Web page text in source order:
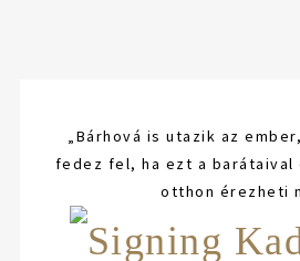
„Bárhová is utazik az
fedez fel, ha ezt a
otthon érezheti